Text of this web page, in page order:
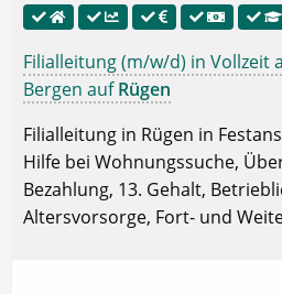
Filialleitung (m/w/d) in Vollzeit
Bergen aufRügen
Filialleitung in Rügen in
Hilfe bei Wohnungssuche,
Bezahlung, 13. Gehalt,
Altersvorsorge, Fort- und